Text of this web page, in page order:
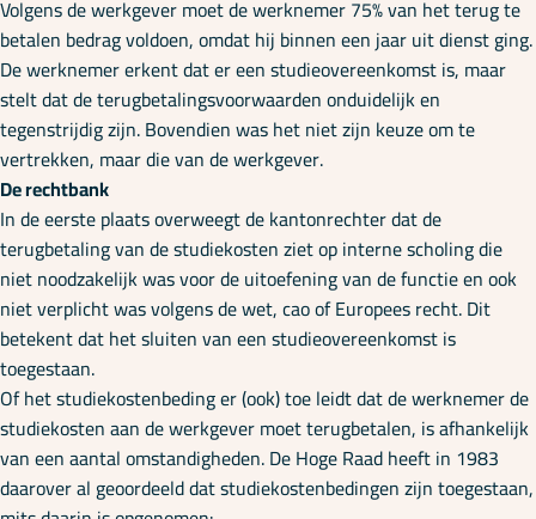
Volgens de werkgever moet de werknemer 75% van het terug te
betalen bedrag voldoen, omdat hij binnen een jaar uit dienst ging.
De werknemer erkent dat er een studieovereenkomst is, maar
stelt dat de terugbetalingsvoorwaarden onduidelijk en
tegenstrijdig zijn. Bovendien was het niet zijn keuze om te
vertrekken, maar die van de werkgever.
De rechtbank
In de eerste plaats overweegt de kantonrechter dat de
terugbetaling van de studiekosten ziet op interne scholing die
niet noodzakelijk was voor de uitoefening van de functie en ook
niet verplicht was volgens de wet, cao of Europees recht. Dit
betekent dat het sluiten van een studieovereenkomst is
toegestaan.
Of het studiekostenbeding er (ook) toe leidt dat de werknemer de
studiekosten aan de werkgever moet terugbetalen, is afhankelijk
van een aantal omstandigheden. De Hoge Raad heeft in 1983
daarover al geoordeeld dat studiekostenbedingen zijn toegestaan,